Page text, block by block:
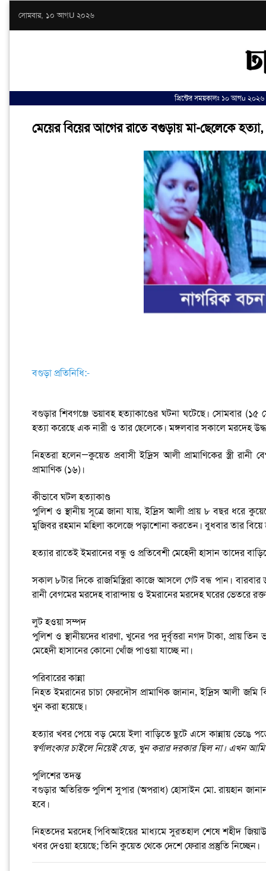
সোমবার, ১০ আগU ২০২৬
প্রিন্টের সময়কালঃ ১০ আগu
মেয়ের বিয়ের আগের রাতে বগুড়ায় মা-ছেলেকে হত্যা,
বগুড়া প্রতিনিধি:-
বগুড়ার শিবগঞ্জে ভয়াবহ হত্যাকাণ্ডের ঘটনা ঘটেছে। সোমবার (১৫
হত্যা করেছে এক নারী ও তার ছেলেকে। মঙ্গলবার সকালে মরদেহ
নিহতরা হলেন—কুয়েত প্রবাসী ইদ্রিস আলী প্রামাণিকের স্ত্রী
প্রামাণিক (১৬)।
কীভাবে ঘটল হত্যাকাণ্ড
পুলিশ ও স্থানীয় সূত্রে জানা যায়, ইদ্রিস আলী প্রায় ৮ বছর ধরে
মুজিবর রহমান মহিলা কলেজে পড়াশোনা করতেন। বুধবার তার বিয়ে
হত্যার রাতেই ইমরানের বন্ধু ও প্রতিবেশী মেহেদী হাসান তাদের
সকাল ৮টার দিকে রাজমিস্ত্রিরা কাজে আসলে গেট বন্ধ পান।
রানী বেগমের মরদেহ বারান্দায় ও ইমরানের মরদেহ ঘরের ভেতরে
লুট হওয়া সম্পদ
পুলিশ ও স্থানীয়দের ধারণা, খুনের পর দুর্বৃত্তরা নগদ টাকা, প্রায়
মেহেদী হাসানের কোনো খোঁজ পাওয়া যাচ্ছে না।
পরিবারের কান্না
নিহত ইমরানের চাচা ফেরদৌস প্রামাণিক জানান, ইদ্রিস আলী জমি
খুন করা হয়েছে।
হত্যার খবর পেয়ে বড় মেয়ে ইলা বাড়িতে ছুটে এসে কান্নায় ভেঙে
স্বর্ণালংকার চাইলে নিয়েই যেত, খুন করার দরকার ছিল না। এখন
পুলিশের তদন্ত
বগুড়ার অতিরিক্ত পুলিশ সুপার (অপরাধ) হোসাইন মো. রায়হান
হবে।
নিহতদের মরদেহ পিবিআইয়ের মাধ্যমে সুরতহাল শেষে শহীদ
খবর দেওয়া হয়েছে; তিনি কুয়েত থেকে দেশে ফেরার প্রস্তুতি নিচ্ছেন।